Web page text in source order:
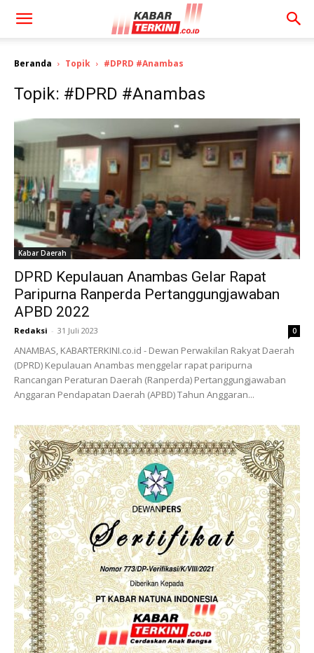
Beranda Topik #DPRD #Anambas
Topik: #DPRD #Anambas
Kabar Daerah
DPRD Kepulauan Anambas Gelar Rapat
Paripurna Ranperda Pertanggungjawaban
APBD 2022
Redaksi - 31 Juli 2023 0
ANAMBAS, KABARTERKINI.co.id - Dewan Perwakilan Rakyat Daerah
(DPRD) Kepulauan Anambas menggelar rapat paripurna
Rancangan Peraturan Daerah (Ranperda) Pertanggungjawaban
Anggaran Pendapatan Daerah (APBD) Tahun Anggaran...